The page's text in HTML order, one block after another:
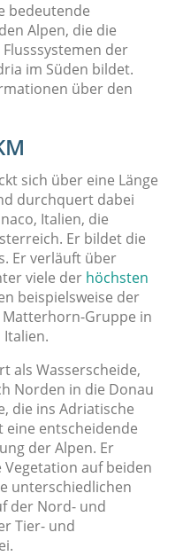
bedeutende
Alpen, die die
der
im Süden bildet.
über den
sich über eine Länge
durchquert dabei
Italien, die
Er bildet die
Er verläuft über
viele der höchsten
beispielsweise der
Matterhorn-Gruppe in
als Wasserscheide,
Norden in die Donau
die ins Adriatische
eine entscheidende
der Alpen. Er
auf beiden
unterschiedlichen
der Nord- und
Tier- und